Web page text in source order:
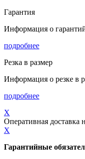
Гарантия
Информация о
подробнее
Резка в размер
Информация о резке в
подробнее
X
Оперативная доставка
X
Гарантийные